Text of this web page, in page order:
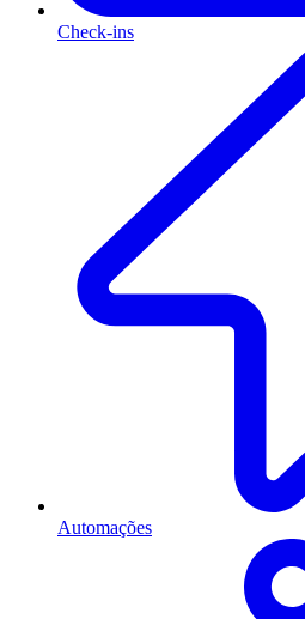
Check-ins
Automações